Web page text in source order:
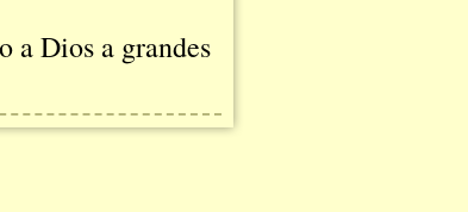
a Dios a grandes